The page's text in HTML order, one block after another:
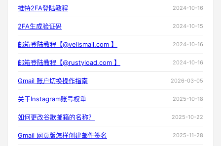
推特2FA登陆教程 2024-10-16
2FA生成验证码 2024-10-15
邮箱登陆教程【@velismail.com 】 2024-10-16
邮箱登陆教程【@rustyload.com 】 2024-10-16
Gmail 账户切换操作指南 2026-03-05
关于Instagram账号权重 2025-10-18
如何更改谷歌邮箱的名称？ 2025-10-22
Gmail 网页版怎样创建邮件签名 2025-11-28